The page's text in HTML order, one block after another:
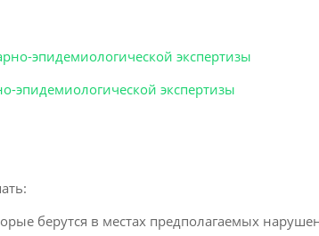
эпидемиологической экспертизы
эпидемиологической экспертизы
берутся в местах предполагаемых